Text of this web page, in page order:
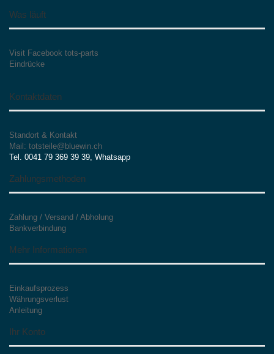
Was läuft
Visit Facebook tots-parts
Eindrücke
Kontaktdaten
Standort & Kontakt
Mail: totsteile@bluewin.ch
Tel. 0041 79 369 39 39, Whatsapp
Zahlungsmethoden
Zahlung / Versand / Abholung
Bankverbindung
Mehr Informationen
Einkaufsprozess
Währungsverlust
Anleitung
Ihr Konto